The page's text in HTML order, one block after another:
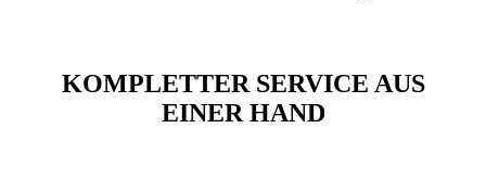
KOMPLETTER SERVICE AUS
EINER HAND